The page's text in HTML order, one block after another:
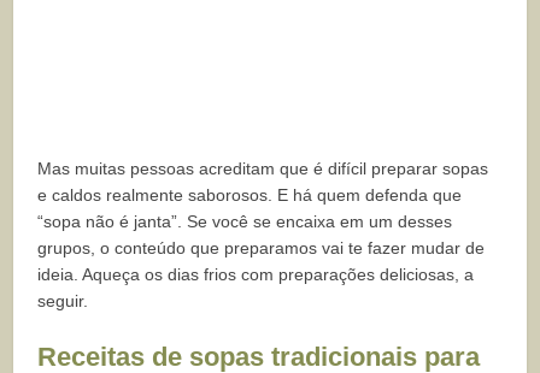
Mas muitas pessoas acreditam que é difícil preparar sopas
e caldos realmente saborosos. E há quem defenda que
“sopa não é janta”. Se você se encaixa em um desses
grupos, o conteúdo que preparamos vai te fazer mudar de
ideia. Aqueça os dias frios com preparações deliciosas, a
seguir.
Receitas de sopas tradicionais para